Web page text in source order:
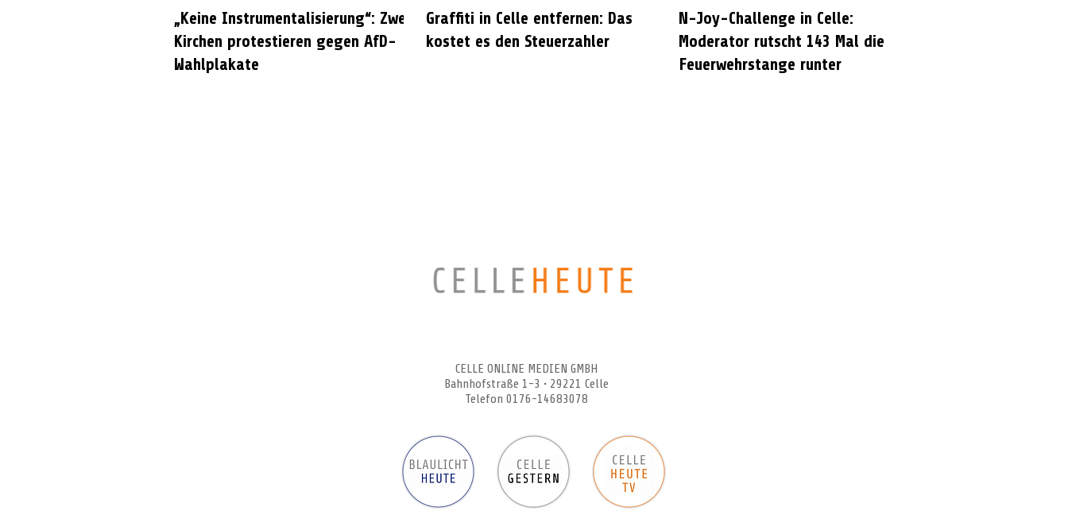
„Keine Instrumentalisierung“: Zwei
Kirchen protestieren gegen AfD-
Wahlplakate
Graffiti in Celle entfernen: Das
kostet es den Steuerzahler
N-Joy-Challenge in Celle:
Moderator rutscht 143 Mal die
Feuerwehrstange runter
CELLE ONLINE MEDIEN GMBH
Bahnhofstraße 1-3 • 29221 Celle
Telefon 0176-14683078